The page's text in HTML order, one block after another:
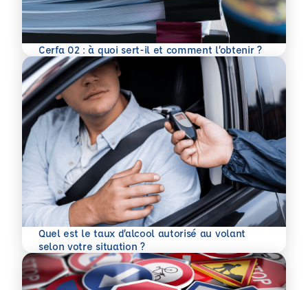
Cerfa 02 : à quoi sert-il et comment l’obtenir ?
En savoir plus
Quel est le taux d’alcool autorisé au volant
selon votre situation ?
En savoir plus